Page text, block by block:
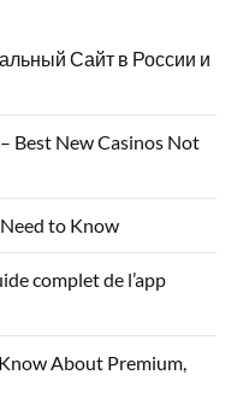
Сайт в России и
Best New Casinos Not
to Know
complet de l’app
About Premium,